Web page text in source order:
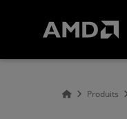
Produits